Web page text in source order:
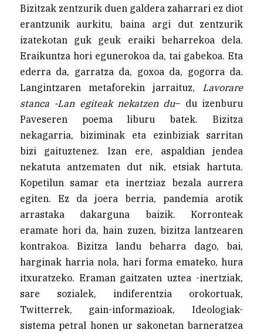
Bizitzak zentzurik duen galdera zaharrari ez diot
erantzunik aurkitu, baina argi dut zentzurik
izatekotan guk geuk eraiki beharrekoa dela.
Eraikuntza hori egunerokoa da, tai gabekoa. Eta
ederra da, garratza da, goxoa da, gogorra da.
Langintzaren metaforekin jarraituz, Lavorare
stanca -Lan egiteak nekatzen du– du izenburu
Paveseren poema liburu batek. Bizitza
nekagarria, biziminak eta ezinbiziak sarritan
bizi gaituztenez. Izan ere, aspaldian jendea
nekatuta antzematen dut nik, etsiak hartuta.
Kopetilun samar eta inertziaz bezala aurrera
egiten. Ez da joera berria, pandemia arotik
arrastaka dakarguna baizik. Korronteak
eramate hori da, hain zuzen, bizitza lantzearen
kontrakoa. Bizitza landu beharra dago, bai,
harginak harria nola, hari forma emateko, hura
itxuratzeko. Eraman gaitzaten uztea -inertziak,
sare sozialek, indiferentzia orokortuak,
Twitterrek, gain-informazioak, Ideologiak-
sistema petral honen ur sakonetan barneratzea